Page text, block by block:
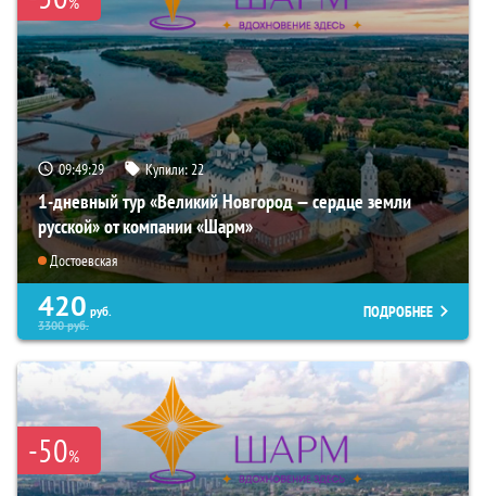
09:49:27 Купили:22
1-дневный тур «Великий Новгород — сердце земли
русской» от компании «Шарм»
Достоевская
420 руб.
3300руб.
ПОДРОБНЕЕ
-50%